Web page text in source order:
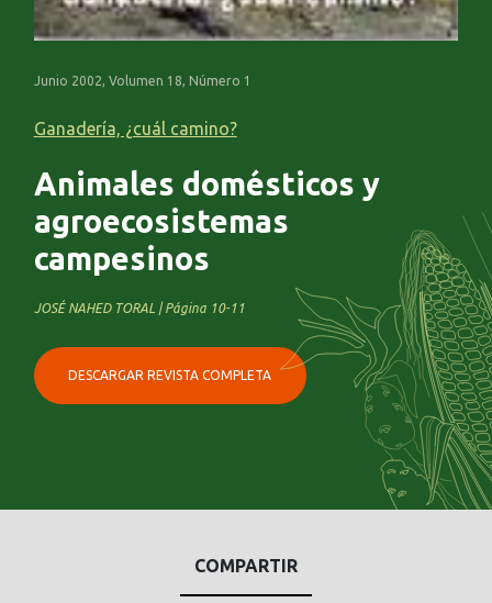
Junio 2002, Volumen 18, Número 1
Ganadería, ¿cuál camino?
Animales domésticos y
agroecosistemas
campesinos
JOSÉ NAHED TORAL | Página 10-11
DESCARGAR REVISTA COMPLETA
COMPARTIR